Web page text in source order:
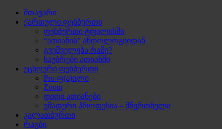
მთავარი
ქართული ფეხბურთი
ფეხბურთი ტფილისში
“ათიანის” ანთოლოგიიდან
გვეშველება რამე?
საუბრები ათიანში
უცხოური ფეხბურთი
Pro-ფ(ა)ილი
Zoom
დიდი ათიანები
უმადური პროფესია – მწვრთნელი
კალათბურთი
რაგბი